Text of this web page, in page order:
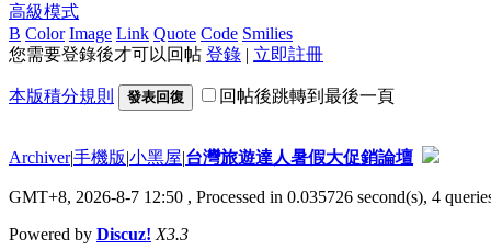
高級模式
B Color Image Link Quote Code Smilies
您需要登錄後才可以回帖 登錄 | 立即註冊
本版積分規則 發表回復 回帖後跳轉到最後一頁
Archiver|手機版|小黑屋|台灣旅遊達人暑假大促銷論壇
GMT+8, 2026-8-7 12:50 , Processed in 0.035726 second(s), 4
Powered by Discuz! X3.3